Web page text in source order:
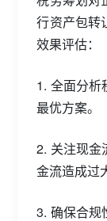
行资产包转
效果评估：
1. 全面分析
最优方案。
2. 关注现金
金流造成过
3. 确保合规